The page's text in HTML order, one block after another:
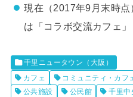
現在（2017年9月末時点
は「コラボ交流カフェ」
千里ニュータウン（大阪）
カフェ
コミュニティ・カフ
公共施設
公民館 千里中